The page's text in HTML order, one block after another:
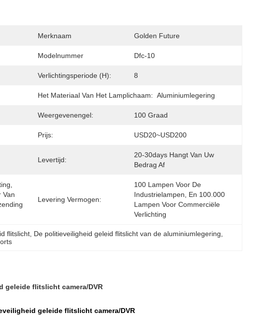
Merknaam Golden Future
Modelnummer Dfc-10
Verlichtingsperiode (h): 8
Het Materiaal Van Het Lamplichaam: Aluminiumlegering
Weergevenengel: 100 Graad
Prijs: USD20~USD200
Levertijd:
20-30days Hangt Van Uw
Bedrag Af
Van
Levering Vermogen:
100 Lampen Voor De
Industrielampen, En 100.000
Lampen Voor Commerciële
Verlichting
flitslicht De politieveiligheid geleid flitslicht van de aluminiumlegering
geleide flitslicht camera/DVR
geleide flitslicht camera/DVR